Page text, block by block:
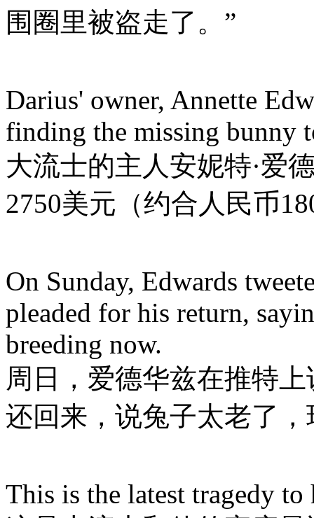
围圈里被盗走了。”
Darius' owner, Annette
finding the missing bunny
大流士的主人安妮特·爱
2750美元（约合人民币
On Sunday, Edwards
pleaded for his return,
breeding now.
周日，爱德华兹在推特
还回来，说兔子太老了
This is the latest tragedy